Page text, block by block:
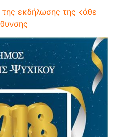
της εκδήλωσης της κάθε